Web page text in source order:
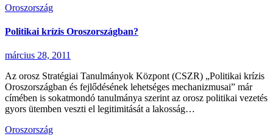
Oroszország
Politikai krízis Oroszországban?
március 28, 2011
Az orosz Stratégiai Tanulmányok Központ (CSZR) „Politikai krízis
Oroszországban és fejlődésének lehetséges mechanizmusai” már
címében is sokatmondó tanulmánya szerint az orosz politikai vezetés
gyors ütemben veszti el legitimitását a lakosság…
Oroszország